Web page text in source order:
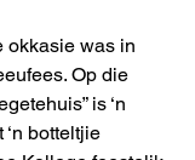
okkasie was in
Op die
is ‘n
botteltjie